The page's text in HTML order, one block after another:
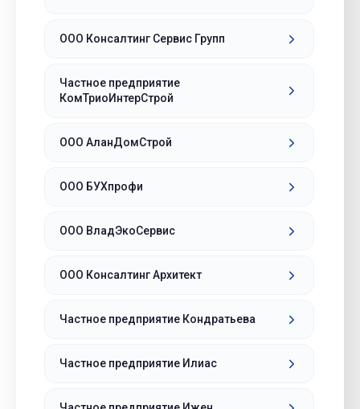
ООО Консалтинг Сервис Групп
Частное предприятие
КомТриоИнтерСтрой
ООО АланДомСтрой
ООО БУХпрофи
ООО ВладЭкоСервис
ООО Консалтинг Архитект
Частное предприятие Кондратьева
Частное предприятие Илиас